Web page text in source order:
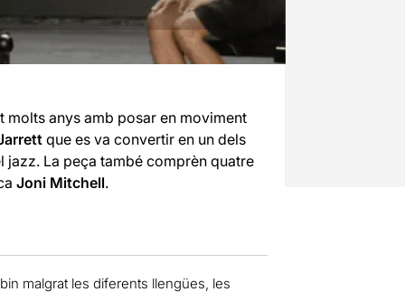
molts anys amb posar en moviment
que es va convertir en un dels
jazz. La peça també comprèn quatre
Joni Mitchell.
malgrat les diferents llengües, les